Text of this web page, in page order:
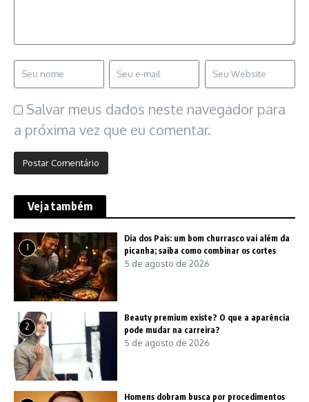
Salvar meus dados neste navegador para
a próxima vez que eu comentar.
Veja também
1
Dia dos Pais: um bom churrasco vai além da
picanha; saiba como combinar os cortes
5 de agosto de 2026
2
Beauty premium existe? O que a aparência
pode mudar na carreira?
5 de agosto de 2026
Homens dobram busca por procedimentos